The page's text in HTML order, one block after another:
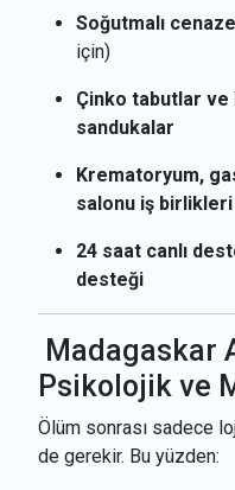
Soğutmalı
için)
Çinko tabutlar ve
sandukalar
Krematoryum,
salonu iş birlikleri
24 saat canlı
desteği
Madagaskar
Psikolojik ve
Ölüm sonrası sadece
de gerekir. Bu yüzden: